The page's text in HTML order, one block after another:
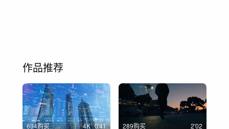
作品推荐
694购买 4K 0'41 289购买 2'02